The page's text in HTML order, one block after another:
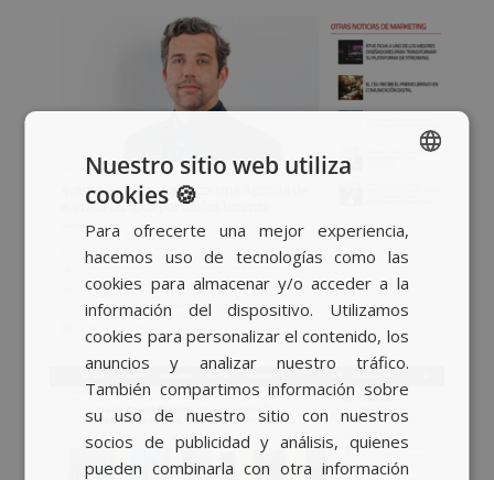
BASQUE
ENGLISH
Nuestro sitio web utiliza
cookies 🍪
Para ofrecerte una mejor experiencia,
hacemos uso de tecnologías como las
cookies para almacenar y/o acceder a la
información del dispositivo. Utilizamos
cookies para personalizar el contenido, los
anuncios y analizar nuestro tráfico.
También compartimos información sobre
su uso de nuestro sitio con nuestros
socios de publicidad y análisis, quienes
pueden combinarla con otra información